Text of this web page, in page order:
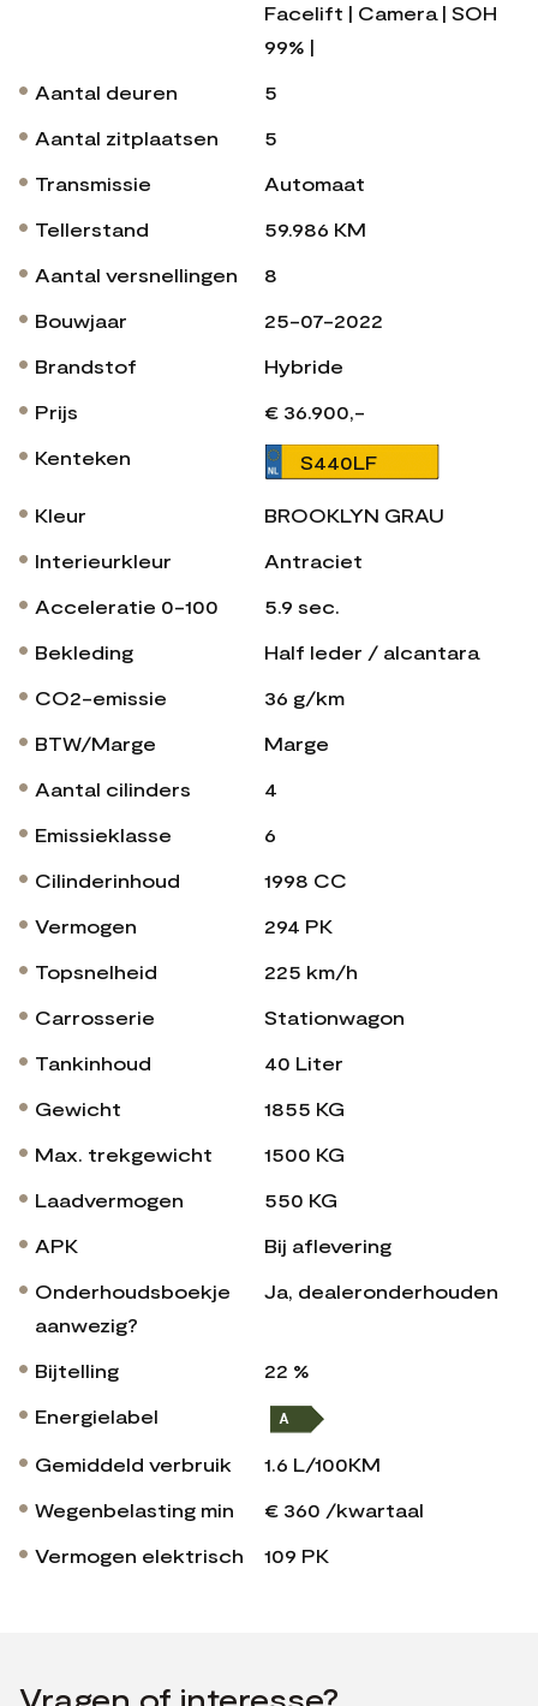
Facelift | Camera | SOH
99% |
Aantal deuren
5
Aantal zitplaatsen
5
Transmissie
Automaat
Tellerstand
59.986 KM
Aantal versnellingen
8
Bouwjaar
25-07-2022
Brandstof
Hybride
Prijs
€ 36.900,-
Kenteken
S440LF
Kleur
BROOKLYN GRAU
Interieurkleur
Antraciet
Acceleratie 0-100
5.9 sec.
Bekleding
Half leder / alcantara
CO2-emissie
36 g/km
BTW/Marge
Marge
Aantal cilinders
4
Emissieklasse
6
Cilinderinhoud
1998 CC
Vermogen
294 PK
Topsnelheid
225 km/h
Carrosserie
Stationwagon
Tankinhoud
40 Liter
Gewicht
1855 KG
Max. trekgewicht
1500 KG
Laadvermogen
550 KG
APK
Bij aflevering
Onderhoudsboekje
aanwezig?
Ja, dealeronderhouden
Bijtelling
22 %
Energielabel
Gemiddeld verbruik
1.6 L/100KM
Wegenbelasting min
€ 360 /kwartaal
Vermogen elektrisch
109 PK